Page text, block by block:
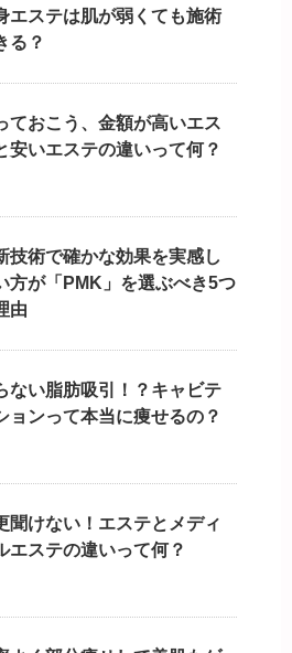
エステは肌が弱くても施術
る？
ておこう、金額が高いエス
安いエステの違いって何？
技術で確かな効果を実感し
方が「PMK」を選ぶべき5つ
由
ない脂肪吸引！？キャビテ
ョンって本当に痩せるの？
聞けない！エステとメディ
エステの違いって何？